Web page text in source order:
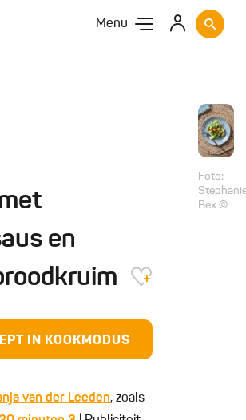
Menu
en
IN KOOKMODUS
van der Leeden, zoals
Foto:
Bex ©